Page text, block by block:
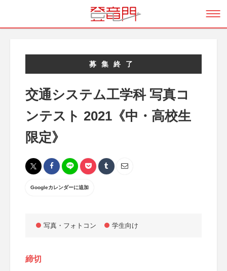
募集終了
交通システム工学科 写真コ
ンテスト 2021《中・高校生
限定》
Googleカレンダーに追加
写真・フォトコン 学生向け
締切